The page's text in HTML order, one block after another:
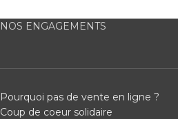
NOS ENGAGEMENTS
Pourquoi pas de vente en ligne ?
Coup de coeur solidaire